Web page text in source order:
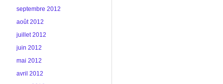
septembre 2012
août 2012
juillet 2012
juin 2012
mai 2012
avril 2012